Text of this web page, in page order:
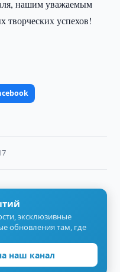
нашим уважаемым
творческих успехов!
эксклюзивные
обновления там, где
наш канал